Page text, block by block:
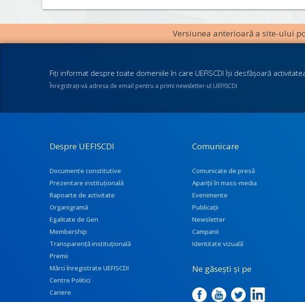
Versiunea anterioară a site-ului
Fiţi informat despre toate domeniile în care UEFISCDI îşi desfăşoară
Înregistraţi-vă adresa de email pentru a primi newsletter-ul UEFISCDI
Despre UEFISCDI
Documente constitutive
Prezentare instituţională
Rapoarte de activitate
Organigramă
Egalitate de Gen
Membership
Transparenţă instituţională
Premii
Mărci înregistrate UEFISCDI
Centre Politici
Cariere
Comunicare
Comunicate de presă
Apariţii în mass-media
Evenimente
Publicații
Newsletter
Campanii
Identitate vizuală
Ne găsești și pe